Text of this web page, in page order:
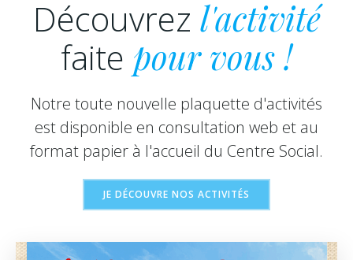
Découvrez l'activité
faite pour vous !
Notre toute nouvelle plaquette d'activités
est disponible en consultation web et au
format papier à l'accueil du Centre Social.
JE DÉCOUVRE NOS ACTIVITÉS